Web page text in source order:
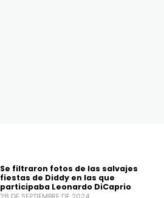
Se filtraron fotos de las salvajes
fiestas de Diddy en las que
participaba Leonardo DiCaprio